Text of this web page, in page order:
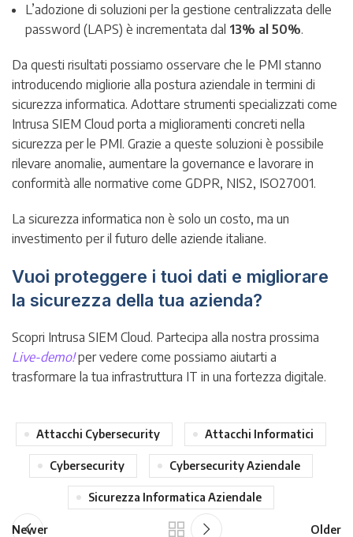
L’adozione di soluzioni per la gestione centralizzata delle
password (LAPS) è incrementata dal 13% al 50%.
Da questi risultati possiamo osservare che le PMI stanno
introducendo migliorie alla postura aziendale in termini di
sicurezza informatica. Adottare strumenti specializzati come
Intrusa SIEM Cloud porta a miglioramenti concreti nella
sicurezza per le PMI. Grazie a queste soluzioni è possibile
rilevare anomalie, aumentare la governance e lavorare in
conformità alle normative come GDPR, NIS2, ISO27001.
La sicurezza informatica non è solo un costo, ma un
investimento per il futuro delle aziende italiane.
Vuoi proteggere i tuoi dati e migliorare
la sicurezza della tua azienda?
Scopri Intrusa SIEM Cloud. Partecipa alla nostra prossima
Live-demo!per vedere come possiamo aiutarti a
trasformare la tua infrastruttura IT in una fortezza digitale.
Attacchi Cybersecurity Attacchi Informatici
Cybersecurity Cybersecurity Aziendale
Sicurezza Informatica Aziendale
Newer Older